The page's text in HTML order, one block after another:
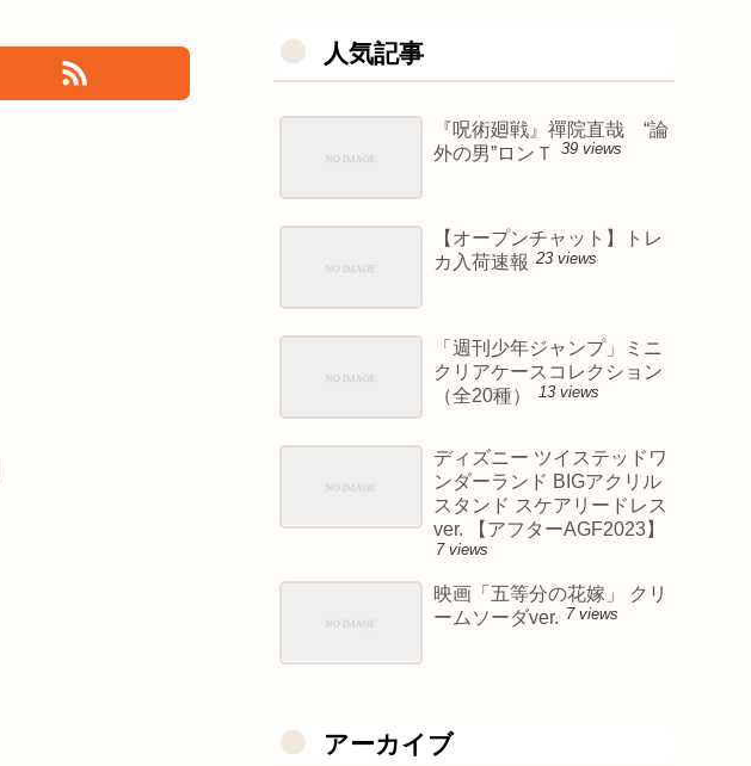
人気記事
『呪術廻戦』禪院直哉 “論
外の男”ロンＴ
39 views
【オープンチャット】トレ
カ入荷速報 23 views
「週刊少年ジャンプ」ミニ
クリアケースコレクション
（全20種）
13 views
ディズニー ツイステッドワ
ンダーランド BIGアクリル
スタンド スケアリードレス
ver. 【アフターAGF2023】
7 views
映画「五等分の花嫁」 クリ
ームソーダver. 7 views
アーカイブ